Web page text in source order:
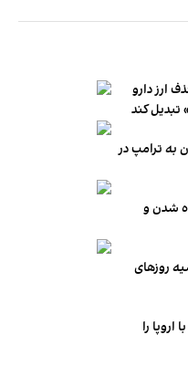
دارو
به ترامپ در
شدن و
روزهای
را